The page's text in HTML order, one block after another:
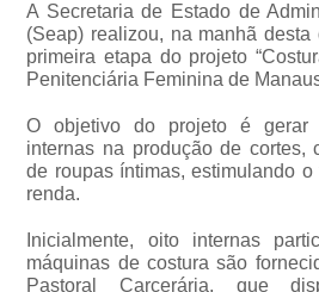
A Secretaria de Estado de
(Seap) realizou, na manhã desta
primeira etapa do projeto
Penitenciária Feminina de
O objetivo do projeto é gerar
internas na produção de cortes,
de roupas íntimas, estimulando
renda.
Inicialmente, oito internas
máquinas de costura são
Pastoral Carcerária, que